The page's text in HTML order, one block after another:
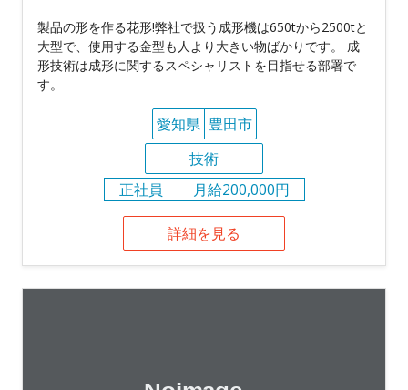
製品の形を作る花形!弊社で扱う成形機は650tから2500tと
大型で、使用する金型も人より大きい物ばかりです。 成
形技術は成形に関するスペシャリストを目指せる部署で
す。
愛知県 豊田市
技術
正社員
月給200,000円
詳細を見る